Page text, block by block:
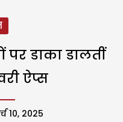
पर डाका डालतीं
ऐप्स
10, 2025